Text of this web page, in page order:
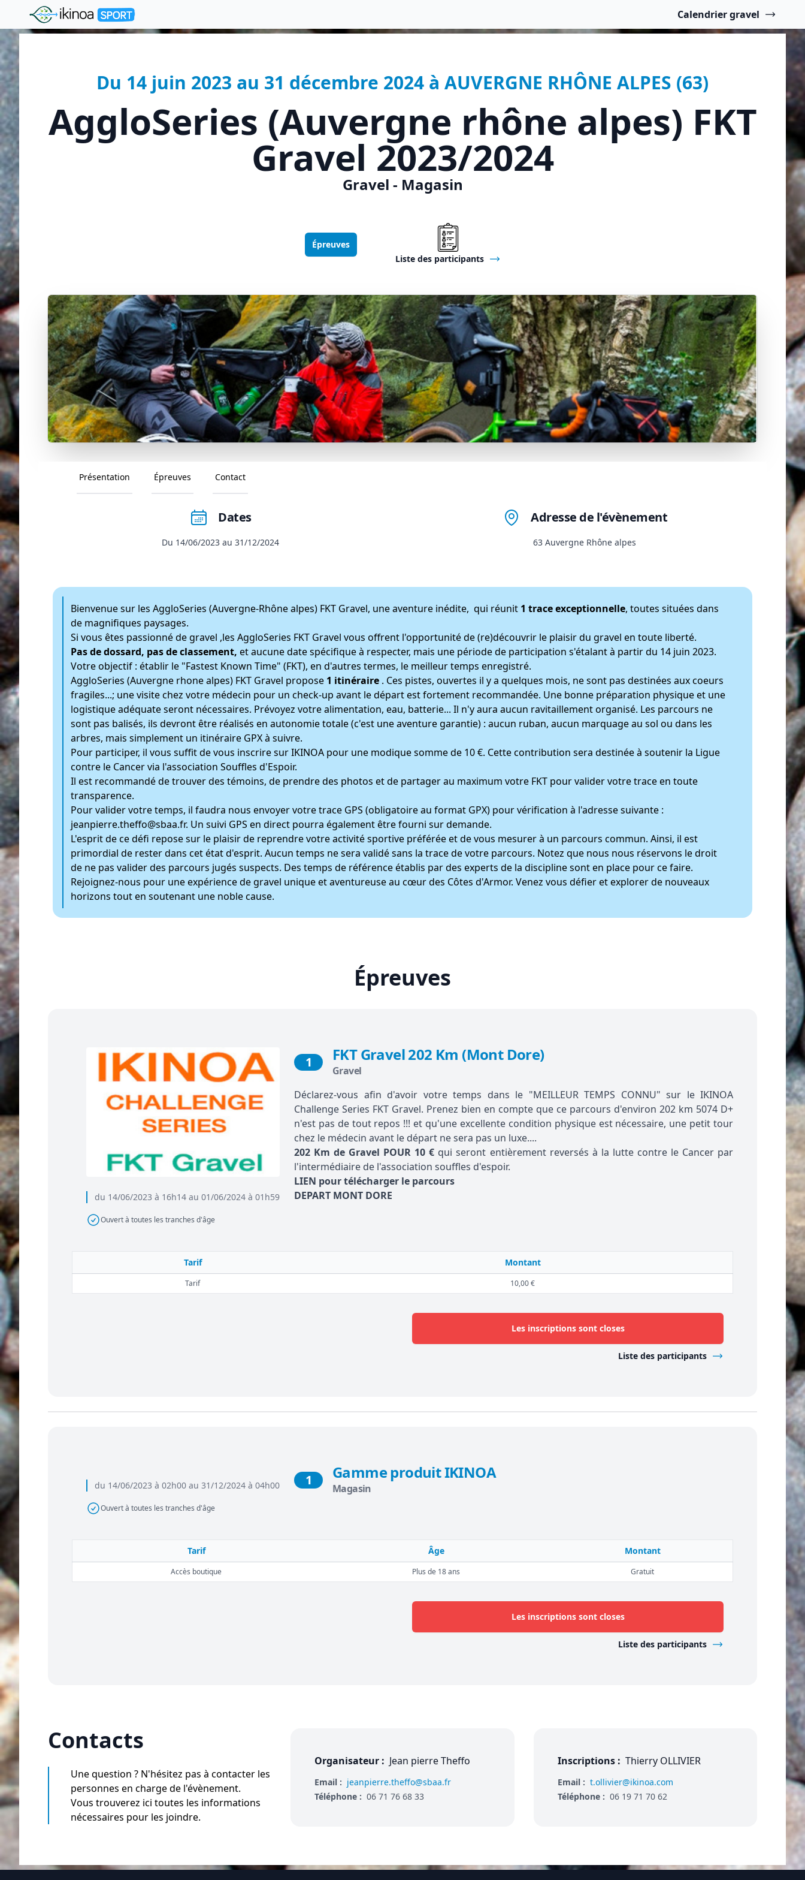
"Ikinoa Sport" Calendrier gravel
Du 14 juin 2023 au 31 décembre 2024 à AUVERGNE RHÔNE ALPES (63)
AggloSeries (Auvergne rhône alpes) FKT
Gravel 2023/2024
Gravel - Magasin
Épreuves
Liste des participants
Présentation Épreuves Contact
Dates
Du 14/06/2023 au 31/12/2024
Adresse de l'évènement
63 Auvergne Rhône alpes
Bienvenue sur les AggloSeries (Auvergne-Rhône alpes) FKT Gravel, une aventure inédite, qui réunit 1 trace exceptionnelle, toutes situées dans
de magnifiques paysages.
Si vous êtes passionné de gravel ,les AggloSeries FKT Gravel vous offrent l'opportunité de (re)découvrir le plaisir du gravel en toute liberté.
Pas de dossard, pas de classement, et aucune date spécifique à respecter, mais une période de participation s'étalant à partir du 14 juin 2023.
Votre objectif : établir le "Fastest Known Time" (FKT), en d'autres termes, le meilleur temps enregistré.
AggloSeries (Auvergne rhone alpes) FKT Gravel propose 1 itinéraire . Ces pistes, ouvertes il y a quelques mois, ne sont pas destinées aux coeurs
fragiles...; une visite chez votre médecin pour un check-up avant le départ est fortement recommandée. Une bonne préparation physique et une
logistique adéquate seront nécessaires. Prévoyez votre alimentation, eau, batterie... Il n'y aura aucun ravitaillement organisé. Les parcours ne
sont pas balisés, ils devront être réalisés en autonomie totale (c'est une aventure garantie) : aucun ruban, aucun marquage au sol ou dans les
arbres, mais simplement un itinéraire GPX à suivre.
Pour participer, il vous suffit de vous inscrire sur IKINOA pour une modique somme de 10 €. Cette contribution sera destinée à soutenir la Ligue
contre le Cancer via l'association Souffles d'Espoir.
Il est recommandé de trouver des témoins, de prendre des photos et de partager au maximum votre FKT pour valider votre trace en toute
transparence.
Pour valider votre temps, il faudra nous envoyer votre trace GPS (obligatoire au format GPX) pour vérification à l'adresse suivante :
jeanpierre.theffo@sbaa.fr. Un suivi GPS en direct pourra également être fourni sur demande.
L'esprit de ce défi repose sur le plaisir de reprendre votre activité sportive préférée et de vous mesurer à un parcours commun. Ainsi, il est
primordial de rester dans cet état d'esprit. Aucun temps ne sera validé sans la trace de votre parcours. Notez que nous nous réservons le droit
de ne pas valider des parcours jugés suspects. Des temps de référence établis par des experts de la discipline sont en place pour ce faire.
Rejoignez-nous pour une expérience de gravel unique et aventureuse au cœur des Côtes d'Armor. Venez vous défier et explorer de nouveaux
horizons tout en soutenant une noble cause.
Épreuves
du 14/06/2023 à 16h14 au 01/06/2024 à 01h59
Ouvert à toutes les tranches d'âge
1 FKT Gravel 202 Km (Mont Dore)
Gravel
Déclarez-vous afin d'avoir votre temps dans le "MEILLEUR TEMPS CONNU" sur le IKINOA
Challenge Series FKT Gravel. Prenez bien en compte que ce parcours d'environ 202 km 5074 D+
n'est pas de tout repos !!! et qu'une excellente condition physique est nécessaire, une petit tour
chez le médecin avant le départ ne sera pas un luxe....
202 Km de Gravel POUR 10 € qui seront entièrement reversés à la lutte contre le Cancer par
l'intermédiaire de l'association souffles d'espoir.
LIEN pour télécharger le parcours
DEPART MONT DORE
Tarif Montant
Tarif 10,00 €
Les inscriptions sont closes
Liste des participants
du 14/06/2023 à 02h00 au 31/12/2024 à 04h00
Ouvert à toutes les tranches d'âge
1 Gamme produit IKINOA
Magasin
Tarif Âge Montant
Accès boutique Plus de 18 ans Gratuit
Les inscriptions sont closes
Liste des participants
Contacts
Une question ? N'hésitez pas à contacter les
personnes en charge de l'évènement.
Vous trouverez ici toutes les informations
nécessaires pour les joindre.
Organisateur : Jean pierre Theffo
Email : jeanpierre.theffo@sbaa.fr
Téléphone : 06 71 76 68 33
Inscriptions : Thierry OLLIVIER
Email : t.ollivier@ikinoa.com
Téléphone : 06 19 71 70 62